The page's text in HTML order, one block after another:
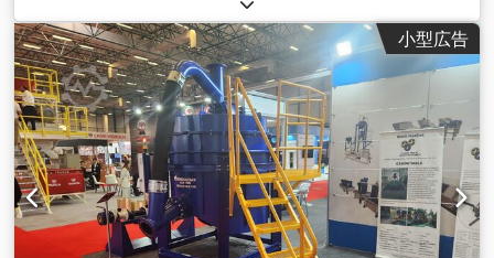
小型広告